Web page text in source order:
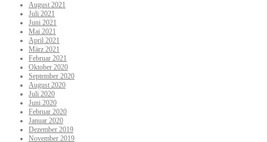
August 2021
Juli 2021
Juni 2021
Mai 2021
April 2021
März 2021
Februar 2021
Oktober 2020
September 2020
August 2020
Juli 2020
Juni 2020
Februar 2020
Januar 2020
Dezember 2019
November 2019